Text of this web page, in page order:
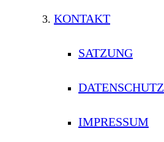
KONTAKT
SATZUNG
DATENSCHUTZ
IMPRESSUM